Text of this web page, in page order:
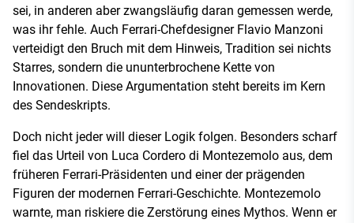
sei, in anderen aber zwangsläufig daran gemessen werde,
was ihr fehle. Auch Ferrari-Chefdesigner Flavio Manzoni
verteidigt den Bruch mit dem Hinweis, Tradition sei nichts
Starres, sondern die ununterbrochene Kette von
Innovationen. Diese Argumentation steht bereits im Kern
des Sendeskripts.
Doch nicht jeder will dieser Logik folgen. Besonders scharf
fiel das Urteil von Luca Cordero di Montezemolo aus, dem
früheren Ferrari-Präsidenten und einer der prägenden
Figuren der modernen Ferrari-Geschichte. Montezemolo
warnte, man riskiere die Zerstörung eines Mythos. Wenn er